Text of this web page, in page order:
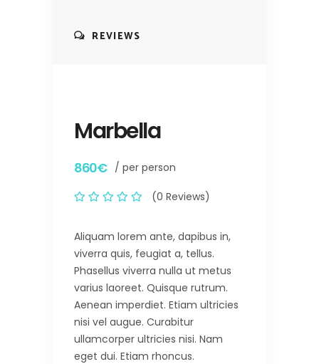
REVIEWS
Marbella
860€ / per person
(0 Reviews)
Aliquam lorem ante, dapibus in,
viverra quis, feugiat a, tellus.
Phasellus viverra nulla ut metus
varius laoreet. Quisque rutrum.
Aenean imperdiet. Etiam ultricies
nisi vel augue. Curabitur
ullamcorper ultricies nisi. Nam
eget dui. Etiam rhoncus.